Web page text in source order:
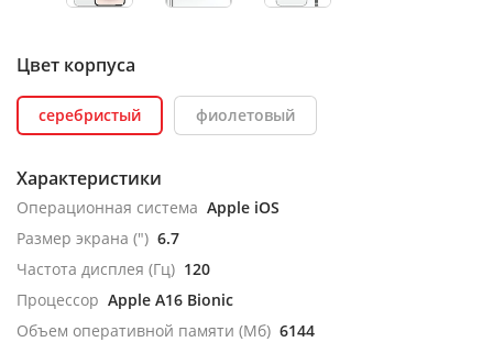
Цвет корпуса
серебристый фиолетовый
Характеристики
Операционная система Apple iOS
Размер экрана (") 6.7
Частота дисплея (Гц) 120
Процессор Apple A16 Bionic
Объем оперативной памяти (Мб) 6144